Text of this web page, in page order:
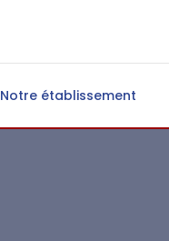
Notre établissement